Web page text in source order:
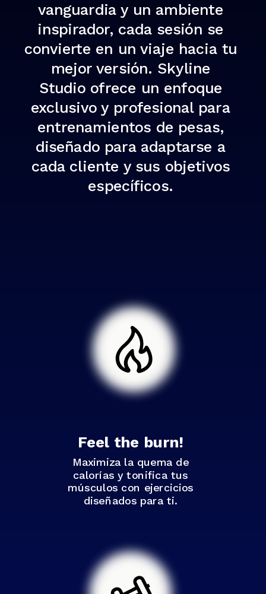
vanguardia y un ambiente
inspirador, cada sesión se
convierte en un viaje hacia tu
mejor versión. Skyline
Studio ofrece un enfoque
exclusivo y profesional para
entrenamientos de pesas,
diseñado para adaptarse a
cada cliente y sus objetivos
específicos.
Feel the burn!
Maximiza la quema de
calorías y tonifica tus
músculos con ejercicios
diseñados para ti.